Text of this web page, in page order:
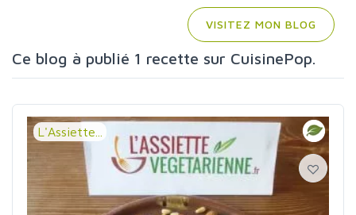
VISITEZ MON BLOG
Ce blog à publié 1 recette sur CuisinePop.
L'Assiette...